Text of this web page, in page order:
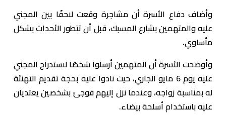
وأضاف دفاع الأسرة أن مشاجرة وقعت لاحقًا بين المجني
عليه والمتهمين بشارع المسبك، قبل أن تتطور الأحداث بشكل
مأساوي.
وأوضحت الأسرة أن المتهمين أرسلوا شخصًا لاستدراج المجني
عليه يوم 6 مايو الجاري، حيث نادوا عليه بحجة تقديم التهنئة
له بمناسبة زواجه، وعندما نزل إليهم فوجئ بشخصين يعتديان
عليه باستخدام أسلحة بيضاء.